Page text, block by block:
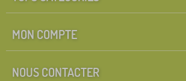
MON COMPTE
NOUS CONTACTER